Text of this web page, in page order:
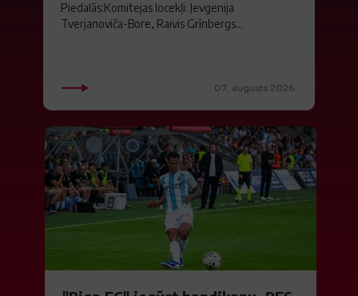
Piedalās:Komitejas locekļi: Jevgenija
Tverjanoviča-Bore, Raivis Grīnbergs...
07. augusts 2026.